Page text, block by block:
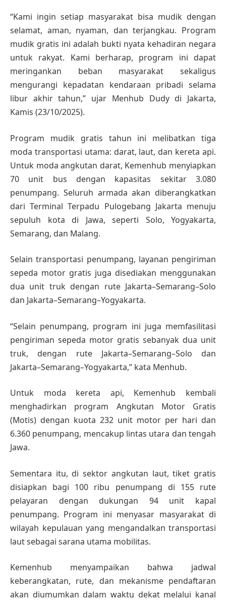
“Kami ingin setiap masyarakat bisa mudik dengan
selamat, aman, nyaman, dan terjangkau. Program
mudik gratis ini adalah bukti nyata kehadiran negara
untuk rakyat. Kami berharap, program ini dapat
meringankan beban masyarakat sekaligus
mengurangi kepadatan kendaraan pribadi selama
libur akhir tahun,” ujar Menhub Dudy di Jakarta,
Kamis (23/10/2025).
Program mudik gratis tahun ini melibatkan tiga
moda transportasi utama: darat, laut, dan kereta api.
Untuk moda angkutan darat, Kemenhub menyiapkan
70 unit bus dengan kapasitas sekitar 3.080
penumpang. Seluruh armada akan diberangkatkan
dari Terminal Terpadu Pulogebang Jakarta menuju
sepuluh kota di Jawa, seperti Solo, Yogyakarta,
Semarang, dan Malang.
Selain transportasi penumpang, layanan pengiriman
sepeda motor gratis juga disediakan menggunakan
dua unit truk dengan rute Jakarta–Semarang–Solo
dan Jakarta–Semarang–Yogyakarta.
“Selain penumpang, program ini juga memfasilitasi
pengiriman sepeda motor gratis sebanyak dua unit
truk, dengan rute Jakarta–Semarang–Solo dan
Jakarta–Semarang–Yogyakarta,” kata Menhub.
Untuk moda kereta api, Kemenhub kembali
menghadirkan program Angkutan Motor Gratis
(Motis) dengan kuota 232 unit motor per hari dan
6.360 penumpang, mencakup lintas utara dan tengah
Jawa.
Sementara itu, di sektor angkutan laut, tiket gratis
disiapkan bagi 100 ribu penumpang di 155 rute
pelayaran dengan dukungan 94 unit kapal
penumpang. Program ini menyasar masyarakat di
wilayah kepulauan yang mengandalkan transportasi
laut sebagai sarana utama mobilitas.
Kemenhub menyampaikan bahwa jadwal
keberangkatan, rute, dan mekanisme pendaftaran
akan diumumkan dalam waktu dekat melalui kanal